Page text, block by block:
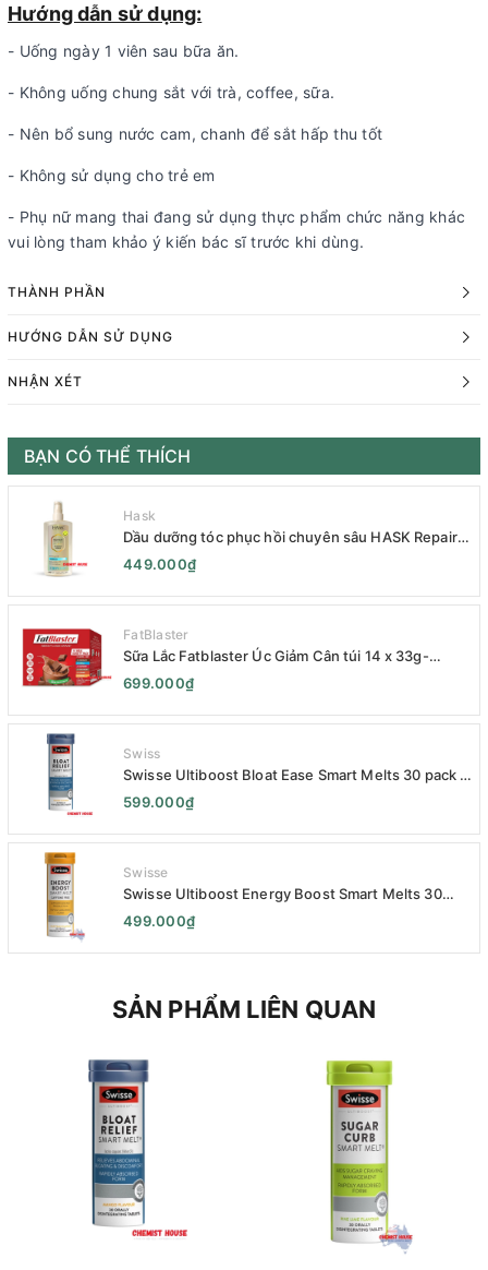
Hướng dẫn sử dụng:
- Uống ngày 1 viên sau bữa ăn.
- Không uống chung sắt với trà, coffee, sữa.
- Nên bổ sung nước cam, chanh để sắt hấp thu tốt
- Không sử dụng cho trẻ em
- Phụ nữ mang thai đang sử dụng thực phẩm chức năng khác
vui lòng tham khảo ý kiến bác sĩ trước khi dùng.
THÀNH PHẦN
HƯỚNG DẪN SỬ DỤNG
NHẬN XÉT
BẠN CÓ THỂ THÍCH
Hask
Dầu dưỡng tóc phục hồi chuyên sâu HASK Repair
Series 120mL- HASK Repair Series Intensive Repair
449.000₫
FatBlaster
Sữa Lắc Fatblaster Úc Giảm Cân túi 14 x 33g-
Naturopathica Fatblaster Weight Loss Shake
Variety Pack 14 x 33g - Sữa Giảm Cân
699.000₫
Swiss
Swisse Ultiboost Bloat Ease Smart Melts 30 pack -
Kẹo Ngậm Giảm Đầy Hơi Táo Bón Kèm Men Tiêu
Hóa - Swisse Bloat Relief Smart Melt 30 Viên
599.000₫
Swisse
Swisse Ultiboost Energy Boost Smart Melts 30
pack - Viên uống Tăng cường năng lượng tan chảy
thông minh 30 viên
499.000₫
SẢN PHẨM LIÊN QUAN